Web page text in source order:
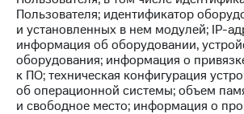
Здоровье
и фитнес
Приложения
от МТС
Инвестиции
Получайте
доход
онлайн
Пользователя; идентификатор
и установленных в нем модулей; IP-
информация об оборудовании,
оборудования; информация о
к ПО; техническая конфигурация
об операционной системы; объем
и свободное место; информация о